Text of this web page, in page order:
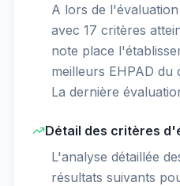
A lors de
avec 17 critères
note place
meilleurs EHPAD du
La dernière
Détail des critères
L'analyse détaillée
résultats suivants